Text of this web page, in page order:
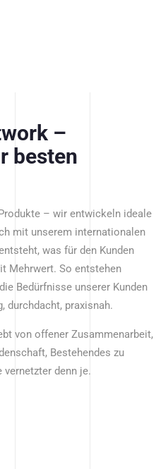
–
besten
– wir entwickeln ideale
mit unserem internationalen
was für den Kunden
Mehrwert. So entstehen
Bedürfnisse unserer Kunden
durchdacht, praxisnah.
von offener Zusammenarbeit,
Bestehendes zu
vernetzter denn je.